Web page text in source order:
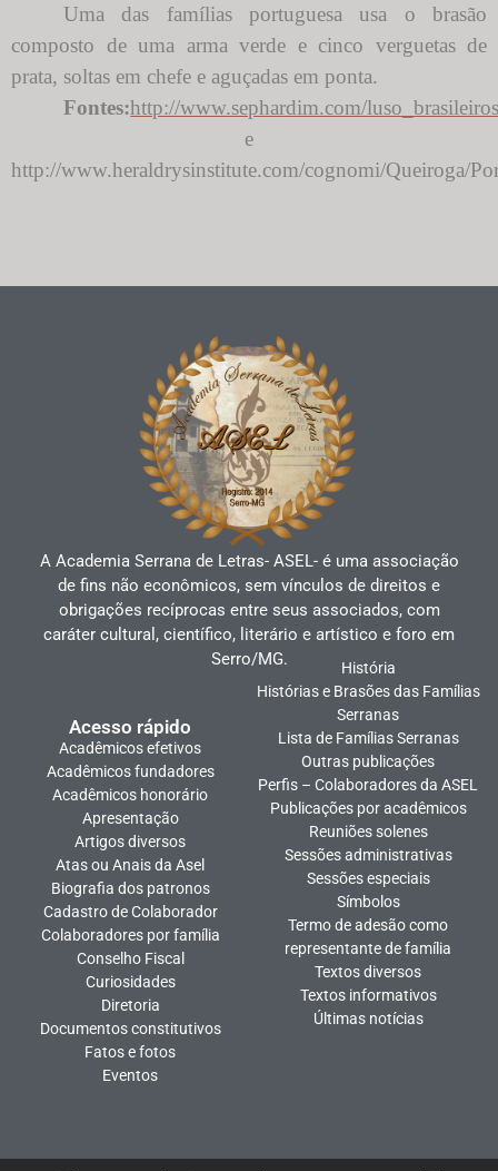
Uma das famílias portuguesa usa o brasão
composto de uma arma verde e cinco verguetas de
prata, soltas em chefe e aguçadas em ponta.
Fontes:http://www.sephardim.com/
e
http://www.heraldrysinstitute.com/cognomi/Queiroga/
A Academia Serrana de Letras- ASEL- é uma associação
de fins não econômicos, sem vínculos de direitos e
obrigações recíprocas entre seus associados, com
caráter cultural, científico, literário e artístico e foro em
Serro/MG.
Acesso rápido
Acadêmicos efetivos
Acadêmicos fundadores
Acadêmicos honorário
Apresentação
Artigos diversos
Atas ou Anais da Asel
Biografia dos patronos
Cadastro de Colaborador
Colaboradores por família
Conselho Fiscal
Curiosidades
Diretoria
Documentos constitutivos
Fatos e fotos
Eventos
História
Histórias e Brasões das Famílias
Serranas
Lista de Famílias Serranas
Outras publicações
Perfis – Colaboradores da ASEL
Publicações por acadêmicos
Reuniões solenes
Sessões administrativas
Sessões especiais
Símbolos
Termo de adesão como
representante de família
Textos diversos
Textos informativos
Últimas notícias